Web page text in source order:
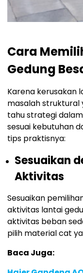
Cara
Gedung
Karena kerusakan
masalah struktural
tahu strategi
sesuai kebutuhan
tips praktisnya:
Sesuaikan
Aktivitas
Sesuaikan
aktivitas lantai
aktivitas beban
pilih material cat
Baca Juga: